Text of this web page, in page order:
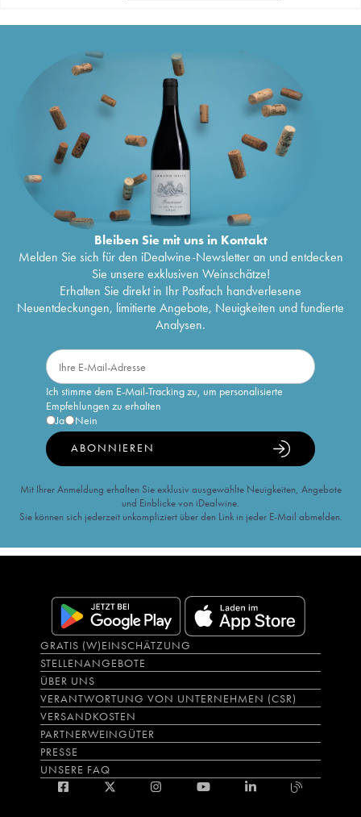
Bleiben Sie mit uns in Kontakt
Melden Sie sich für den iDealwine-Newsletter an und entdecken
Sie unsere exklusiven Weinschätze!
Erhalten Sie direkt in Ihr Postfach handverlesene
Neuentdeckungen, limitierte Angebote, Neuigkeiten und fundierte
Analysen.
Ich stimme dem E-Mail-Tracking zu, um personalisierte
Empfehlungen zu erhalten
Ja
Nein
ABONNIEREN
Mit Ihrer Anmeldung erhalten Sie exklusiv ausgewählte Neuigkeiten, Angebote
und Einblicke von iDealwine.
Sie können sich jederzeit unkompliziert über den Link in jeder E-Mail abmelden.
GRATIS (W)EINSCHÄTZUNG
STELLENANGEBOTE
ÜBER UNS
VERANTWORTUNG VON UNTERNEHMEN (CSR)
VERSANDKOSTEN
PARTNERWEINGÜTER
PRESSE
UNSERE FAQ